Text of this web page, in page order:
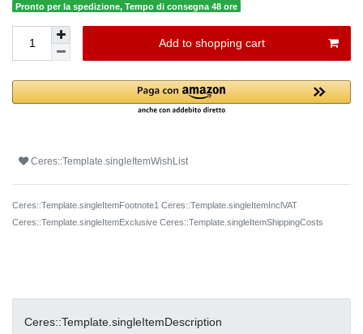
Pronto per la spedizione, Tempo di consegna 48 ore
Add to shopping cart
Ceres::Template.singleItemWishList
Ceres::Template.singleItemFootnote1 Ceres::Template.singleItemInclVAT
Ceres::Template.singleItemExclusive Ceres::Template.singleItemShippingCosts
Ceres::Template.singleItemDescription